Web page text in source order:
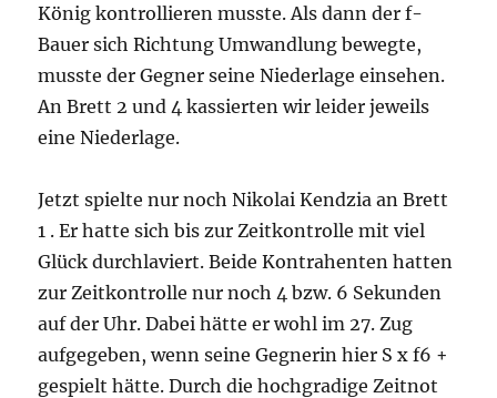
König kontrollieren musste. Als dann der f-
Bauer sich Richtung Umwandlung bewegte,
musste der Gegner seine Niederlage einsehen.
An Brett 2 und 4 kassierten wir leider jeweils
eine Niederlage.
Jetzt spielte nur noch Nikolai Kendzia an Brett
1 . Er hatte sich bis zur Zeitkontrolle mit viel
Glück durchlaviert. Beide Kontrahenten hatten
zur Zeitkontrolle nur noch 4 bzw. 6 Sekunden
auf der Uhr. Dabei hätte er wohl im 27. Zug
aufgegeben, wenn seine Gegnerin hier S x f6 +
gespielt hätte. Durch die hochgradige Zeitnot